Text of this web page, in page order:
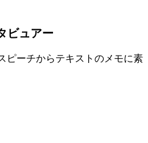
ビュアー
ピーチからテキストのメモに素